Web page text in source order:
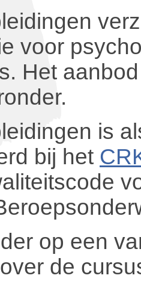
voor
Het
is
bij het
op een
de